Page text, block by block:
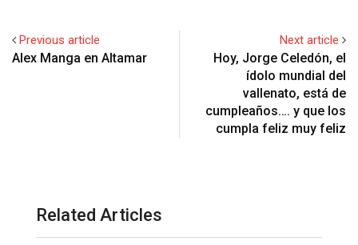
Previous article Next article
Hoy, Jorge Celedón, el
ídolo mundial del
vallenato, está de
cumpleaños…. y que los
cumpla feliz muy feliz
Related Articles